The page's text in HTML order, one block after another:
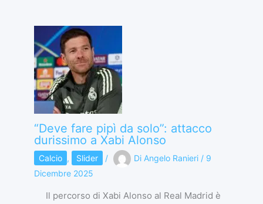
“Deve fare pipì da solo”: attacco
durissimo a Xabi Alonso
Calcio , Slider / Di Angelo Ranieri / 9
Dicembre 2025
Il percorso di Xabi Alonso al Real Madrid è